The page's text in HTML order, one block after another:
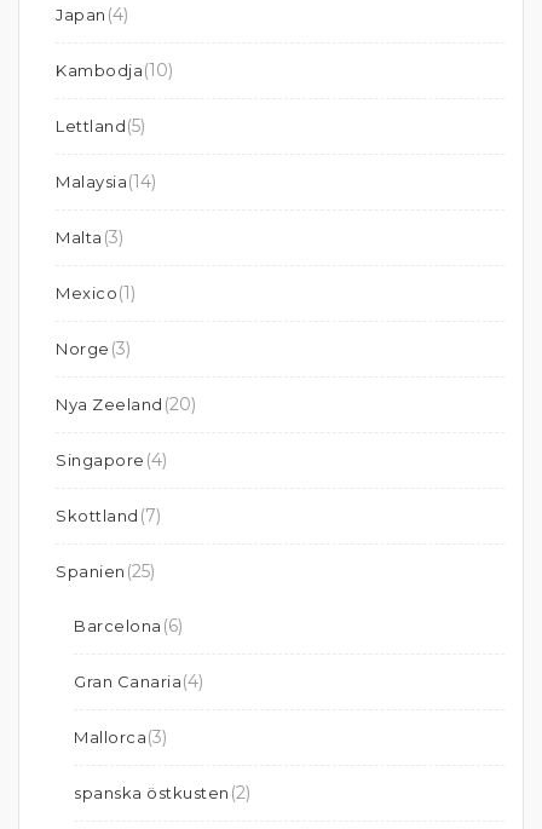
Japan (4)
Kambodja(10)
Lettland(5)
Malaysia(14)
Malta (3)
Mexico(1)
Norge (3)
Nya Zeeland (20)
Singapore (4)
Skottland (7)
Spanien (25)
Barcelona (6)
Gran Canaria(4)
Mallorca(3)
spanska östkusten (2)